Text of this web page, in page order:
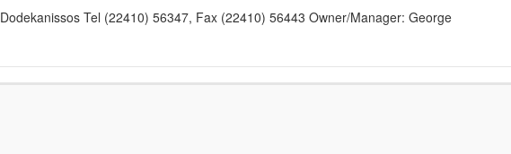
Tel (22410) 56347, Fax (22410) 56443 Owner/Manager: George